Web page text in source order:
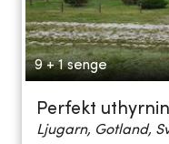
9 + 1 senge
Perfekt
Ljugarn, Gotland,